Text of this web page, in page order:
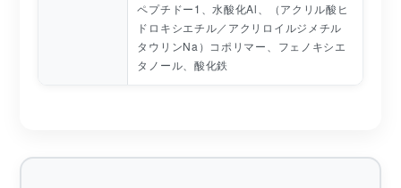
ペプチドー1、水酸化Al、（アクリル酸ヒ
ドロキシエチル／アクリロイルジメチル
タウリンNa）コポリマー、フェノキシエ
タノール、酸化鉄